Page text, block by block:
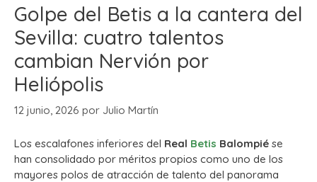
Golpe del Betis a la cantera del
Sevilla: cuatro talentos
cambian Nervión por
Heliópolis
12 junio, 2026 por Julio Martín
Los escalafones inferiores del Real Betis Balompié se
han consolidado por méritos propios como uno de los
mayores polos de atracción de talento del panorama